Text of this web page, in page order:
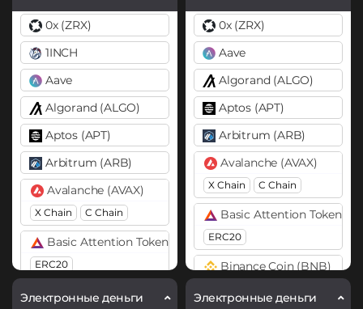
0x (ZRX)
1INCH
Aave
Algorand (ALGO)
Aptos (APT)
Arbitrum (ARB)
Avalanche (AVAX)
X Chain C Chain
Basic Attention Token (BAT)
ERC20
Binance Coin (BNB)
Электронные деньги
0x (ZRX)
Aave
Algorand (ALGO)
Aptos (APT)
Arbitrum (ARB)
Avalanche (AVAX)
X Chain C Chain
Basic Attention Token
ERC20
Binance Coin (BNB)
Электронные деньги